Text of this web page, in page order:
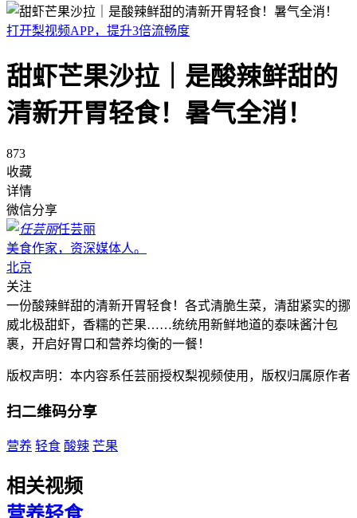
打开梨视频APP，提升3倍流畅度
甜虾芒果沙拉｜是酸辣鲜甜的
清新开胃轻食！暑气全消！
873
收藏
详情
微信分享
任芸丽
美食作家，资深媒体人。
北京
关注
一份酸辣鲜甜的清新开胃轻食！各式清脆生菜，清甜紧实的挪
威北极甜虾，香糯的芒果……统统用新鲜地道的泰味酱汁包
裹，开启好胃口和营养均衡的一餐！
版权声明：本内容系任芸丽授权梨视频使用，版权归属原作者
扫二维码分享
营养 轻食 酸辣 芒果
相关视频